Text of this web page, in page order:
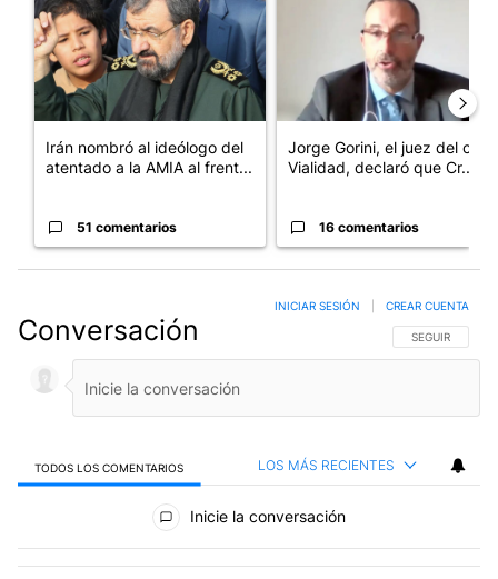
Irán nombró al ideólogo del
atentado a la AMIA al frent...
51 comentarios
Jorge Gorini, el juez del caso
Vialidad, declaró que Cr...
16 comentarios
Conversación SIGA ESTA
SEGUIR
INICIAR SESIÓN CREAR CUENTA
TODOS LOS COMENTARIOS LOS MÁS RECIENTES
Todos los comentarios
Inicie la conversación